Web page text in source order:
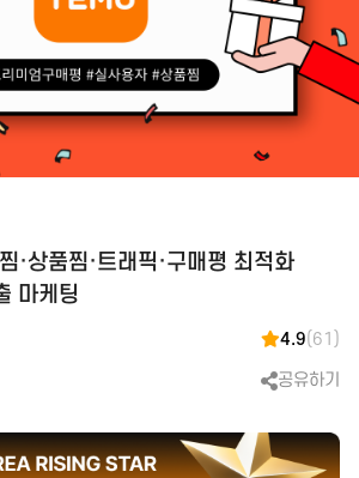
화장품│병원│성형
피부관리│마사지
공간 대여
SEO│검색최적화
트래픽
리워드 트래픽
│운영대행
광고
카카오 플랫폼
음원 플랫폼
카페│커뮤니티
·상품찜·트래픽·구매평 최적화
마케팅
4.9(61)
공유하기